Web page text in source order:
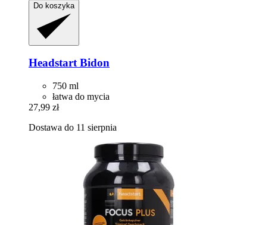
Do koszyka
HeadstartBidon
750 ml
łatwa do mycia
27,99 zł
Dostawa do 11 sierpnia